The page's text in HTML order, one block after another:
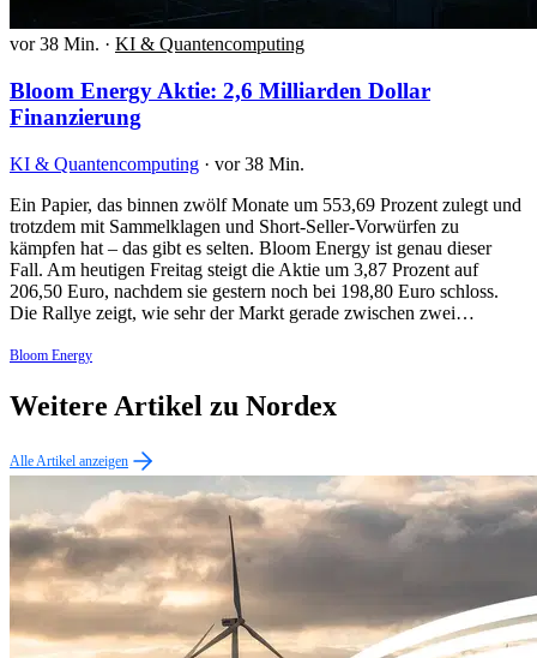
vor 38 Min. · KI & Quantencomputing
Bloom Energy Aktie: 2,6 Milliarden Dollar
Finanzierung
KI & Quantencomputing · vor 38 Min.
Ein Papier, das binnen zwölf Monate um 553,69 Prozent zulegt und
trotzdem mit Sammelklagen und Short-Seller-Vorwürfen zu
kämpfen hat – das gibt es selten. Bloom Energy ist genau dieser
Fall. Am heutigen Freitag steigt die Aktie um 3,87 Prozent auf
206,50 Euro, nachdem sie gestern noch bei 198,80 Euro schloss.
Die Rallye zeigt, wie sehr der Markt gerade zwischen zwei…
Bloom Energy
Weitere Artikel zu Nordex
Alle Artikel anzeigen